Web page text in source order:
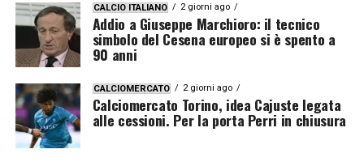
CALCIO ITALIANO 2 giorni ago
Addio a Giuseppe Marchioro: il tecnico
simbolo del Cesena europeo si è spento a
90 anni
CALCIOMERCATO 2 giorni ago
Calciomercato Torino, idea Cajuste legata
alle cessioni. Per la porta Perri in chiusura